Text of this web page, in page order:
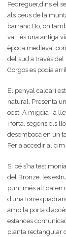
Pedreguer,dins el
als peus de la
barranc Bo, on
vall és una antiga
època medieval
del sud a través del
Gorgos es podia
El penyal calcari
natural. Presenta
oest. A migdia i a
i forta, segons els
desemboca en un
Per a accedir al
Si bé s’ha
del Bronze, les
punt més alt daten
d’una torre
amb la porta
estances
planta rectangular